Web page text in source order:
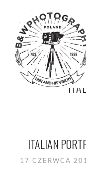
ITALIAN
17 CZERWCA